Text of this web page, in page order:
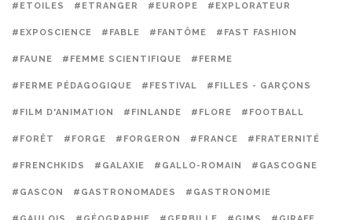
#ETOILES #ETRANGER #EUROPE #EXPLORATEUR
#EXPOSCIENCE #FABLE #FANTÔME #FAST FASHION
#FAUNE #FEMME SCIENTIFIQUE #FERME
#FERME PÉDAGOGIQUE #FESTIVAL #FILLES - GARÇONS
#FILM D'ANIMATION #FINLANDE #FLORE #FOOTBALL
#FORÊT #FORGE #FORGERON #FRANCE #FRATERNITÉ
#FRENCHKIDS #GALAXIE #GALLO-ROMAIN #GASCOGNE
#GASCON #GASTRONOMADES #GASTRONOMIE